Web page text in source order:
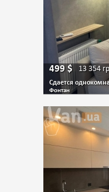
499 $ 13 354
Сдается
Фонтан